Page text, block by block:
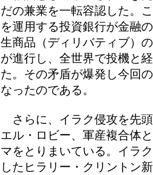
だの兼業を一転容認した。
を運用する投資銀行が金融
生商品（ディリバティブ）
が進行し、全世界で投機と
た。その矛盾が爆発し今回
なったのである。
さらに、イラク侵攻を先
エル・ロビー、軍産複合体
マをとりまいている。イラ
したヒラリー・クリントン